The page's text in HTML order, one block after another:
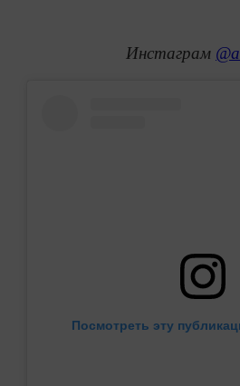
Инстаграм
Посмотреть эту